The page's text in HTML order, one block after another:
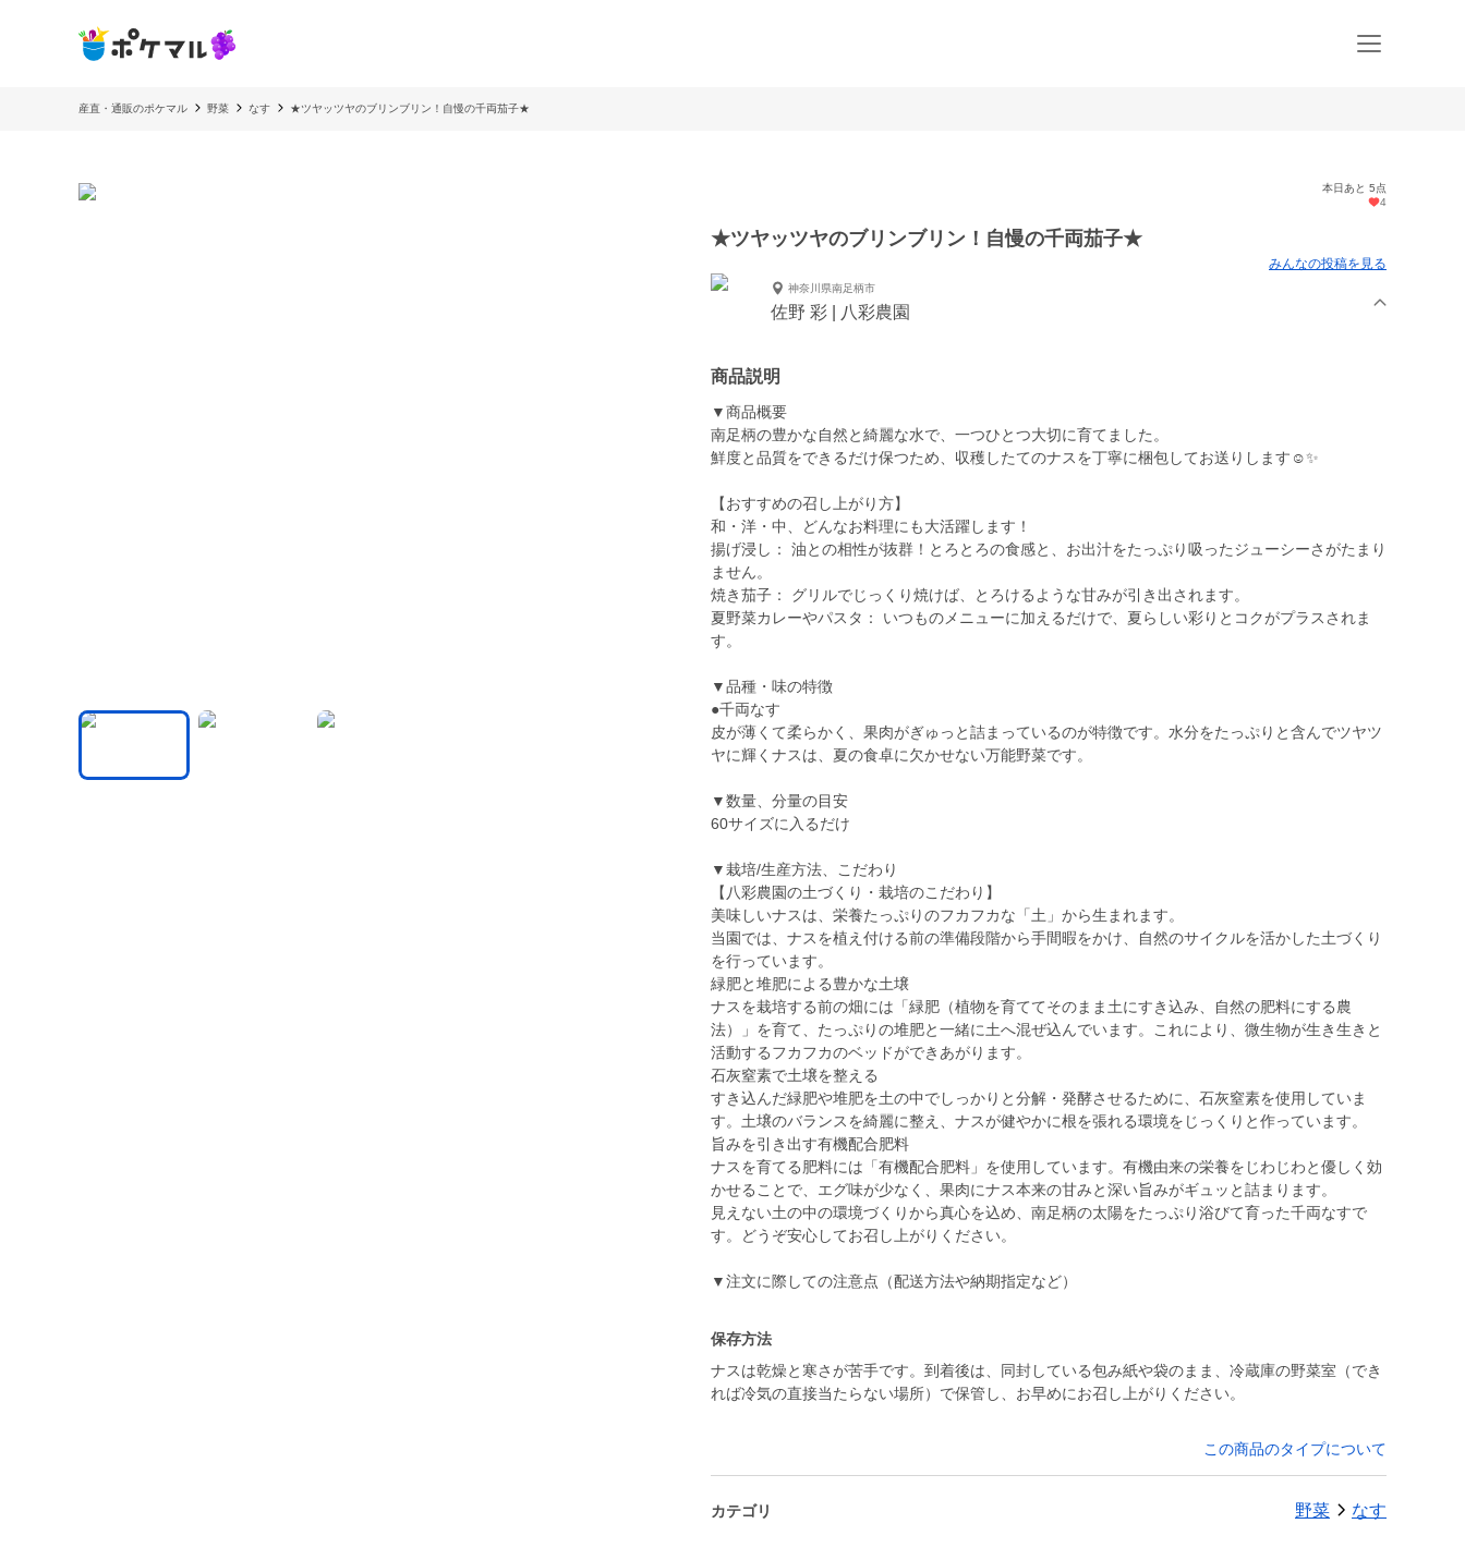
産直・通販のポケマル 野菜 なす ★ツヤッツヤのブリンブリン！自慢の千両茄子★
本日あと 5点
4
★ツヤッツヤのブリンブリン！自慢の千両茄子★
みんなの投稿を見る
神奈川県南足柄市
佐野 彩 | 八彩農園
商品説明
▼商品概要
南足柄の豊かな自然と綺麗な水で、一つひとつ大切に育てました。
鮮度と品質をできるだけ保つため、収穫したてのナスを丁寧に梱包してお送りします☺️✨
​【おすすめの召し上がり方】
和・洋・中、どんなお料理にも大活躍します！
​揚げ浸し： 油との相性が抜群！とろとろの食感と、お出汁をたっぷり吸ったジューシーさがたまり
ません。
​焼き茄子： グリルでじっくり焼けば、とろけるような甘みが引き出されます。
​夏野菜カレーやパスタ： いつものメニューに加えるだけで、夏らしい彩りとコクがプラスされま
す。
▼品種・味の特徴
●千両なす
皮が薄くて柔らかく、果肉がぎゅっと詰まっているのが特徴です。水分をたっぷりと含んでツヤツ
ヤに輝くナスは、夏の食卓に欠かせない万能野菜です。
▼数量、分量の目安
60サイズに入るだけ
▼栽培/生産方法、こだわり
​【八彩農園の土づくり・栽培のこだわり】
美味しいナスは、栄養たっぷりのフカフカな「土」から生まれます。
当園では、ナスを植え付ける前の準備段階から手間暇をかけ、自然のサイクルを活かした土づくり
を行っています。
​緑肥と堆肥による豊かな土壌
ナスを栽培する前の畑には「緑肥（植物を育ててそのまま土にすき込み、自然の肥料にする農
法）」を育て、たっぷりの堆肥と一緒に土へ混ぜ込んでいます。これにより、微生物が生き生きと
活動するフカフカのベッドができあがります。
​石灰窒素で土壌を整える
すき込んだ緑肥や堆肥を土の中でしっかりと分解・発酵させるために、石灰窒素を使用していま
す。土壌のバランスを綺麗に整え、ナスが健やかに根を張れる環境をじっくりと作っています。
​旨みを引き出す有機配合肥料
ナスを育てる肥料には「有機配合肥料」を使用しています。有機由来の栄養をじわじわと優しく効
かせることで、エグ味が少なく、果肉にナス本来の甘みと深い旨みがギュッと詰まります。
​見えない土の中の環境づくりから真心を込め、南足柄の太陽をたっぷり浴びて育った千両なすで
す。どうぞ安心してお召し上がりください。
保存方法
ナスは乾燥と寒さが苦手です。到着後は、同封している包み紙や袋のまま、冷蔵庫の野菜室（でき
れば冷気の直接当たらない場所）で保管し、お早めにお召し上がりください。
この商品のタイプについて
カテゴリ 野菜 なす